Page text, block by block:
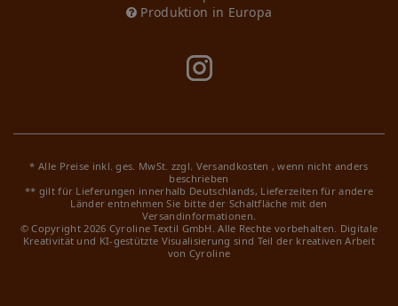
Produktion in Europa
* Alle Preise inkl. ges. MwSt. zzgl. Versandkosten , wenn nicht anders
beschrieben
** gilt für Lieferungen innerhalb Deutschlands, Lieferzeiten für andere
Länder entnehmen Sie bitte der Schaltfläche mit den
Versandinformationen.
© Copyright 2026 Cyroline Textil GmbH. Alle Rechte vorbehalten. Digitale
Kreativität und KI-gestützte Visualisierung sind Teil der kreativen Arbeit
von Cyroline